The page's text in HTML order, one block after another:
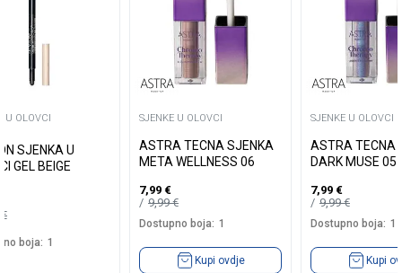
U OLOVCI
SJENKA U
GEL BEIGE
€
boja: 1
SJENKE U OLOVCI
ASTRA TECNA SJENKA
META WELLNESS 06
7,99 €
9,99€
Dostupno boja: 1
Kupi ovdje
SJENKE U OLOVCI
ASTRA TECNA
DARK MUSE 05
7,99 €
9,99€
Dostupno boja: 1
Kupi